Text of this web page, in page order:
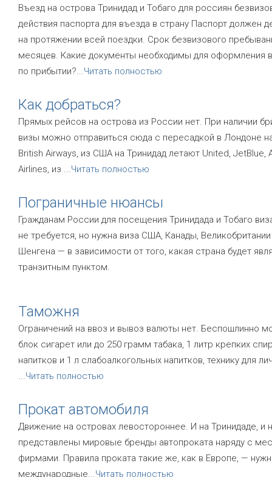
Въезд на острова Тринидад и Тобаго для россиян
действия паспорта для въезда в страну Паспорт должен
на протяжении всей поездки. Срок безвизового
месяцев. Какие документы необходимы для оформления
по прибытии?...Читать полностью
Как добраться?
Прямых рейсов на острова из России нет. При наличии
визы можно отправиться сюда с пересадкой в Лондоне
British Airways, из США на Тринидад летают United, JetBlue,
Airlines, из ...Читать полностью
Пограничные нюансы
Гражданам России для посещения Тринидада и Тобаго
не требуется, но нужна виза США, Канады,
Шенгена — в зависимости от того, какая страна будет
транзитным пунктом.
Таможня
Ограничений на ввоз и вывоз валюты нет. Беспошлинно
блок сигарет или до 250 грамм табака, 1 литр крепких
напитков и 1 л слабоалкогольных напитков, технику для
...Читать полностью
Прокат автомобиля
Движение на островах левостороннее. И на Тринидаде, и
представлены мировые бренды автопроката наряду с
фирмами. Правила проката такие же, как в Европе, —
международные...Читать полностью